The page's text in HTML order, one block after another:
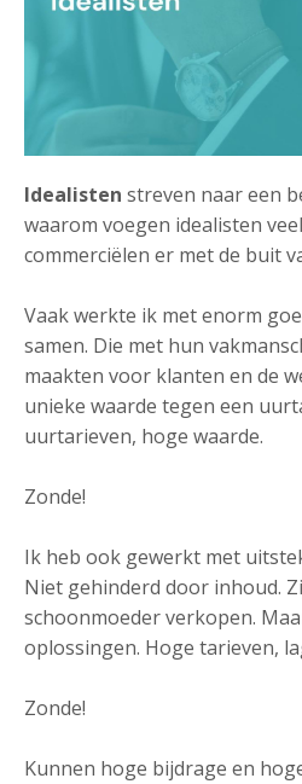
Idealisten streven naar een
waarom voegen idealisten
commerciëlen er met de buit
Vaak werkte ik met enorm
samen. Die met hun
maakten voor klanten en de
unieke waarde tegen een
uurtarieven, hoge waarde.
Zonde!
Ik heb ook gewerkt met
Niet gehinderd door inhoud.
schoonmoeder verkopen.
oplossingen. Hoge tarieven,
Zonde!
Kunnen hoge bijdrage en